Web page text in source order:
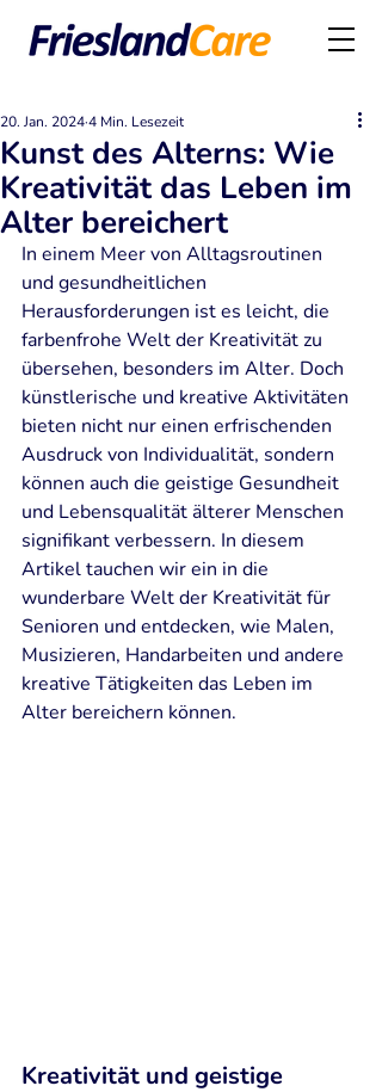
Kunst des Alterns: Wie
Kreativität das Leben im
Alter bereichert
20. Jan. 20244 Min. Lesezeit
In einem Meer von Alltagsroutinen
und gesundheitlichen
Herausforderungen ist es leicht, die
farbenfrohe Welt der Kreativität zu
übersehen, besonders im Alter. Doch
künstlerische und kreative Aktivitäten
bieten nicht nur einen erfrischenden
Ausdruck von Individualität, sondern
können auch die geistige Gesundheit
und Lebensqualität älterer Menschen
signifikant verbessern. In diesem
Artikel tauchen wir ein in die
wunderbare Welt der Kreativität für
Senioren und entdecken, wie Malen,
Musizieren, Handarbeiten und andere
kreative Tätigkeiten das Leben im
Alter bereichern können.
Kreativität und geistige